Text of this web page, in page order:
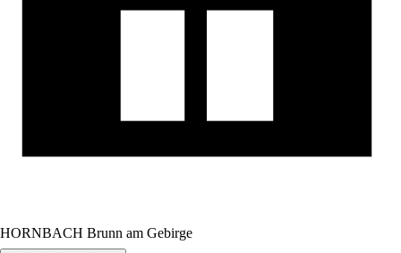
HORNBACH Brunn am Gebirge